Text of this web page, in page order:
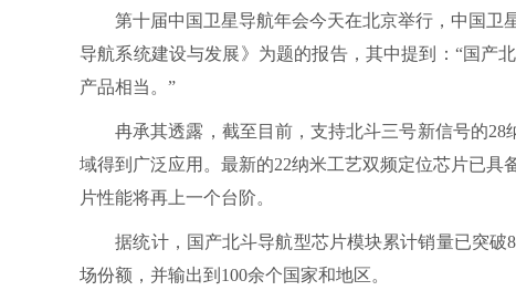
第十届中国卫星导航年会今天在北京举行，中国卫
导航系统建设与发展》为题的报告，其中提到：“国产
产品相当。”
冉承其透露，截至目前，支持北斗三号新信号的28
域得到广泛应用。最新的22纳米工艺双频定位芯片已
片性能将再上一个台阶。
据统计，国产北斗导航型芯片模块累计销量已突破
场份额，并输出到100余个国家和地区。